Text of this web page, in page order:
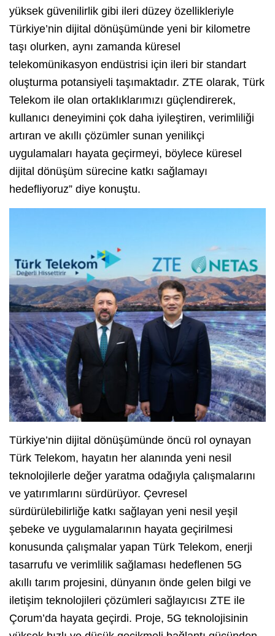
yüksek güvenilirlik gibi ileri düzey özellikleriyle
Türkiye’nin dijital dönüşümünde yeni bir kilometre
taşı olurken, aynı zamanda küresel
telekomünikasyon endüstrisi için ileri bir standart
oluşturma potansiyeli taşımaktadır. ZTE olarak, Türk
Telekom ile olan ortaklıklarımızı güçlendirerek,
kullanıcı deneyimini çok daha iyileştiren, verimliliği
artıran ve akıllı çözümler sunan yenilikçi
uygulamaları hayata geçirmeyi, böylece küresel
dijital dönüşüm sürecine katkı sağlamayı
hedefliyoruz” diye konuştu.
Türkiye’nin dijital dönüşümünde öncü rol oynayan
Türk Telekom, hayatın her alanında yeni nesil
teknolojilerle değer yaratma odağıyla çalışmalarını
ve yatırımlarını sürdürüyor. Çevresel
sürdürülebilirliğe katkı sağlayan yeni nesil yeşil
şebeke ve uygulamalarının hayata geçirilmesi
konusunda çalışmalar yapan Türk Telekom, enerji
tasarrufu ve verimlilik sağlaması hedeflenen 5G
akıllı tarım projesini, dünyanın önde gelen bilgi ve
iletişim teknolojileri çözümleri sağlayıcısı ZTE ile
Çorum’da hayata geçirdi. Proje, 5G teknolojisinin